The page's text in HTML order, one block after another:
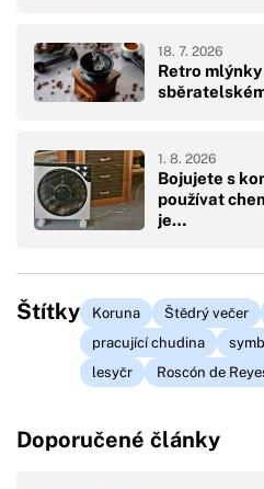
Retro
18. 7. 2026
Bojujete s
používat
je…
1. 8. 2026
Štítky Koruna Štědrý večer
pracující chudina
lesyčr
Roscón de
Doporučené články